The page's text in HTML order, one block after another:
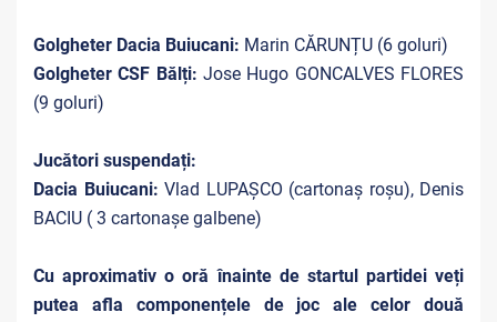
Golgheter Dacia Buiucani: Marin CĂRUNȚU (6 goluri)
Golgheter CSF Bălți: Jose Hugo GONCALVES FLORES
(9 goluri)
Jucători suspendați:
Dacia Buiucani: Vlad LUPAȘCO (cartonaș roșu), Denis
BACIU ( 3 cartonașe galbene)
Cu aproximativ o oră înainte de startul partidei veți
putea afla componențele de joc ale celor două